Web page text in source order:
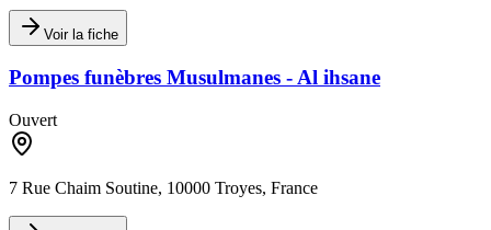
Voir la fiche
Pompes funèbres Musulmanes - Al ihsane
Ouvert
7 Rue Chaim Soutine, 10000 Troyes, France